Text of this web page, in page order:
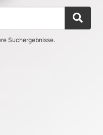
Suchergebnisse.